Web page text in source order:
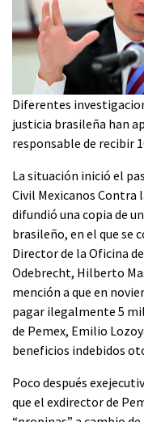
Diferentes
justicia brasileña han
responsable de recibir
La situación inició el
Civil Mexicanos Contra
difundió una copia de
brasileño, en el que se
Director de la Oficina
Odebrecht, Hilberto
mención a que en
pagar ilegalmente 5
de Pemex, Emilio
beneficios indebidos
Poco después
que el exdirector de